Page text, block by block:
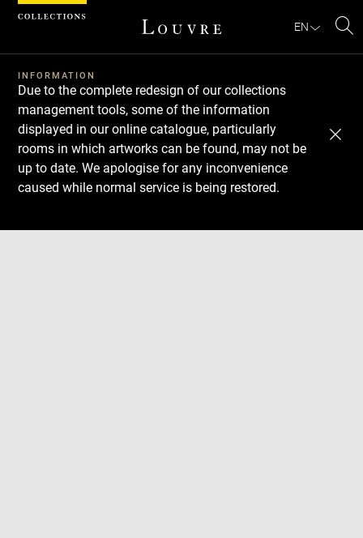
EN
INFORMATION
Due to the complete redesign of our collections
management tools, some of the information
displayed in our online catalogue, particularly
rooms in which artworks can be found, may not be
up to date. We apologise for any inconvenience
caused while normal service is being restored.
Download
Next
Previous
Cookies management panel